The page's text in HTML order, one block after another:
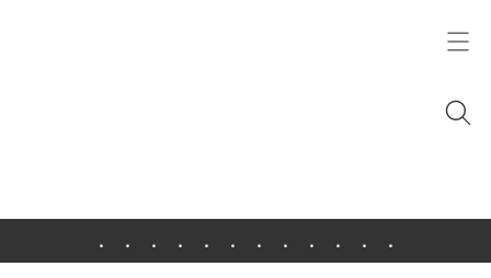
. . . . . . . . . . . .